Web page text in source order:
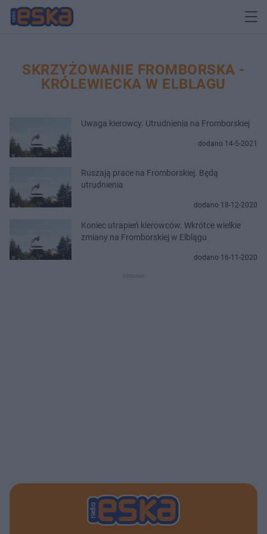
SKRZYŻOWANIE FROMBORSKA -
KRÓLEWIECKA W ELBLAGU
Uwaga kierowcy. Utrudnienia na Fromborskiej
dodano 14-5-2021
Ruszają prace na Fromborskiej. Będą
utrudnienia
dodano 18-12-2020
Koniec utrapień kierowców. Wkrótce wielkie
zmiany na Fromborskiej w Elblągu
dodano 16-11-2020